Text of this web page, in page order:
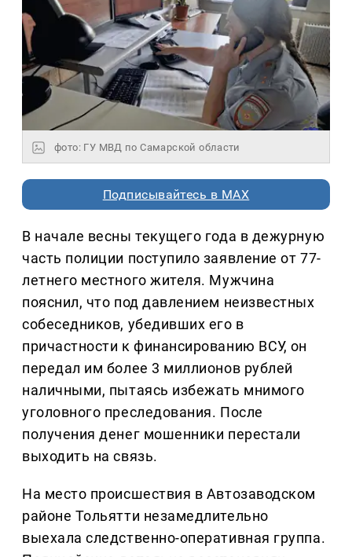
фото: ГУ МВД по Самарской области
Подписывайтесь в MAX
В начале весны текущего года в дежурную
часть полиции поступило заявление от 77-
летнего местного жителя. Мужчина
пояснил, что под давлением неизвестных
собеседников, убедивших его в
причастности к финансированию ВСУ, он
передал им более 3 миллионов рублей
наличными, пытаясь избежать мнимого
уголовного преследования. После
получения денег мошенники перестали
выходить на связь.
На место происшествия в Автозаводском
районе Тольятти незамедлительно
выехала следственно-оперативная группа.